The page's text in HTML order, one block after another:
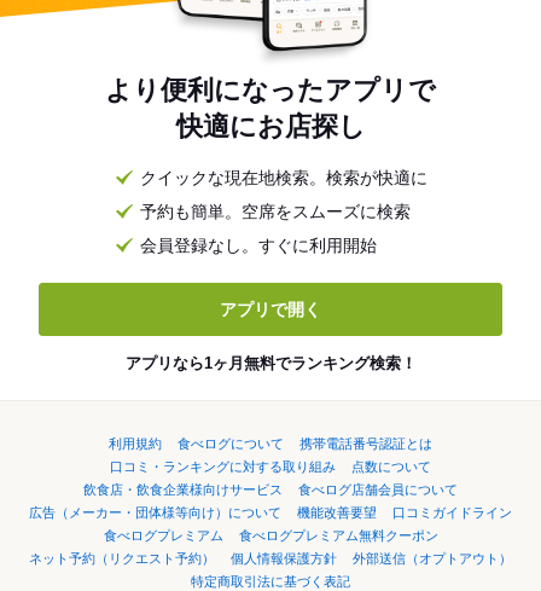
より便利になったアプリで
快適にお店探し
クイックな現在地検索。検索が快適に
予約も簡単。空席をスムーズに検索
会員登録なし。すぐに利用開始
アプリで開く
アプリなら1ヶ月無料でランキング検索！
利用規約 食べログについて
携帯電話番号認証とは
口コミ・ランキングに対する取り組み
点数について
飲食店・飲食企業様向けサービス
食べログ店舗会員について
広告（メーカー・団体様等向け）について
機能改善要望
口コミガイドライン
食べログプレミアム
食べログプレミアム無料クーポン
ネット予約（リクエスト予約）
個人情報保護方針
外部送信（オプトアウト）
特定商取引法に基づく表記